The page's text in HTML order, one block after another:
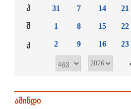
პ
შ
კ
31
1
2
7
8
9
14
15
16
21
22
23
ამინდი